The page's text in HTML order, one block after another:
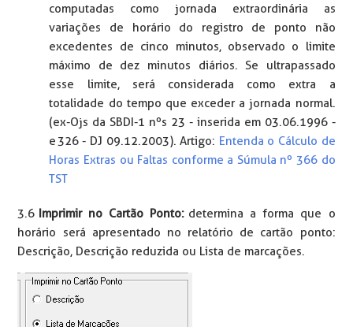
computadas como jornada extraordinária as
variações de horário do registro de ponto não
excedentes de cinco minutos, observado o limite
máximo de dez minutos diários. Se ultrapassado
esse limite, será considerada como extra a
totalidade do tempo que exceder a jornada normal.
(ex-Ojs da SBDI-1 nºs 23 - inserida em 03.06.1996 -
e 326 - DJ 09.12.2003). Artigo: Entenda o Cálculo de
Horas Extras ou Faltas conforme a Súmula nº 366 do
TST
3.6 Imprimir no Cartão Ponto: determina a forma que o
horário será apresentado no relatório de cartão ponto:
Descrição, Descrição reduzida ou Lista de marcações.